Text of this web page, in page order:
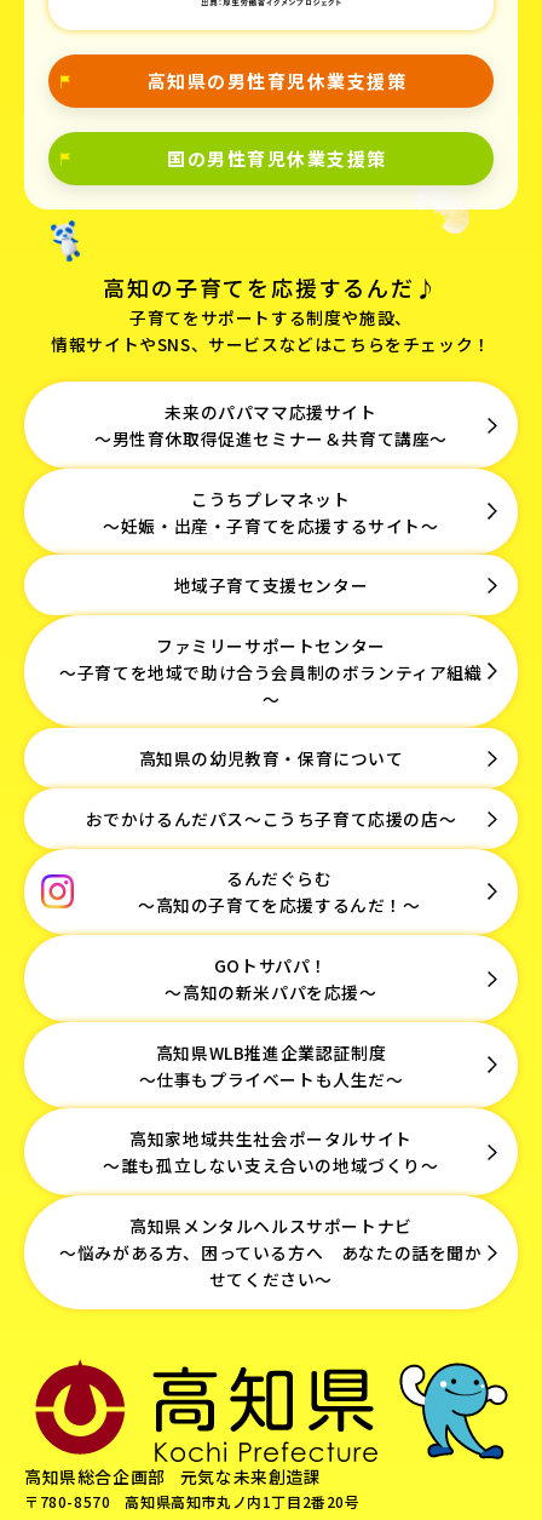
高知県の男性育児休業支援策
国の男性育児休業支援策
高知の子育てを応援するんだ♪
子育てをサポートする制度や施設、
情報サイトやSNS、サービスなどはこちらをチェック！
未来のパパママ応援サイト
～男性育休取得促進セミナー＆共育て講座～
こうちプレマネット
～妊娠・出産・子育てを応援するサイト～
地域子育て支援センター
ファミリーサポートセンター
～子育てを地域で助け合う会員制のボランティア組織
～
高知県の幼児教育・保育について
おでかけるんだパス～こうち子育て応援の店～
るんだぐらむ
～高知の子育てを応援するんだ！～
GOトサパパ！
～高知の新米パパを応援～
高知県WLB推進企業認証制度
～仕事もプライベートも人生だ～
高知家地域共生社会ポータルサイト
～誰も孤立しない支え合いの地域づくり～
高知県メンタルヘルスサポートナビ
～悩みがある方、困っている方へ あなたの話を聞か
せてください～
高知県総合企画部 元気な未来創造課
〒780-8570
高知県高知市丸ノ内1丁目2番20号